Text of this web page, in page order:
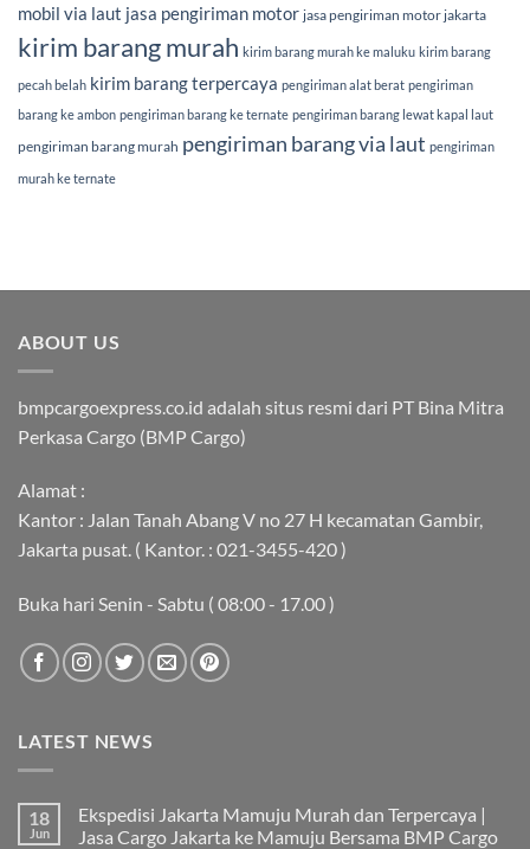
mobil via laut jasa pengiriman motor jasa pengiriman motor jakarta
kirim barang murah kirim barang murah ke maluku kirim barang
pecah belah kirim barang terpercaya pengiriman alat berat pengiriman
barang ke ambon pengiriman barang ke ternate pengiriman barang lewat kapal laut
pengiriman barang murah pengiriman barang via laut pengiriman
murah ke ternate
ABOUT US
bmpcargoexpress.co.id adalah situs resmi dari PT Bina Mitra
Perkasa Cargo (BMP Cargo)
Alamat :
Kantor : Jalan Tanah Abang V no 27 H kecamatan Gambir,
Jakarta pusat. ( Kantor. : 021-3455-420 )
Buka hari Senin - Sabtu ( 08:00 - 17.00 )
LATEST NEWS
18
Jun
Ekspedisi Jakarta Mamuju Murah dan Terpercaya |
Jasa Cargo Jakarta ke Mamuju Bersama BMP Cargo